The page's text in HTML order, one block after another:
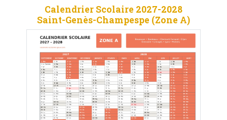
Calendrier Scolaire 2027-2028
Saint-Genès-Champespe (Zone A)